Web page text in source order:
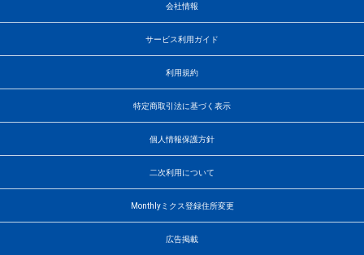
会社情報
サービス利用ガイド
利用規約
特定商取引法に基づく表示
個人情報保護方針
二次利用について
Monthlyミクス登録住所変更
広告掲載